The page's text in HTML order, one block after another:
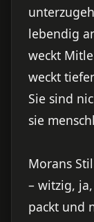
lebendig
weckt
weckt
Sie sind
sie
Morans
– witzig,
packt und